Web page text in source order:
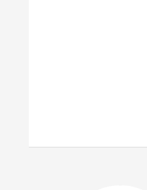
10-